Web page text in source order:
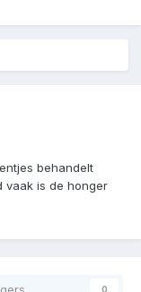
behandelt
vaak is de honger
0